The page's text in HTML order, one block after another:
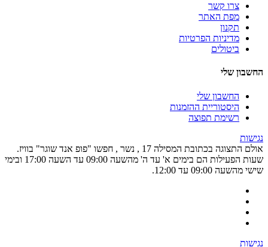
צרו קשר
מפת האתר
תקנון
מדיניות הפרטיות
ביטולים
החשבון שלי
החשבון שלי
היסטוריית ההזמנות
רשימת תפוצה
נגישות
אולם התצוגה בכתובת המסילה 17 , נשר , חפשו "פופ אנד שוגר" בוויז.
שעות הפעילות הם בימים א' עד ה' מהשעה 09:00 עד השעה 17:00 ובימי
שישי מהשעה 09:00 עד 12:00.
נגישות